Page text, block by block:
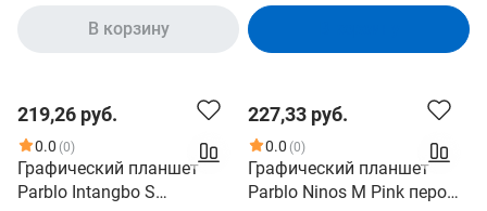
В корзину
219,26 руб.
0.0 (0)
Графический планшет
Parblo Intangbo S
227,33 руб.
0.0 (0)
Графический планшет
Parblo Ninos M Pink перо